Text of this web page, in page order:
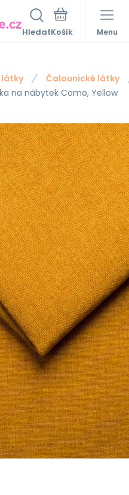
Hledat Menu
látky
Čalounické látky
na nábytek Como, Yellow